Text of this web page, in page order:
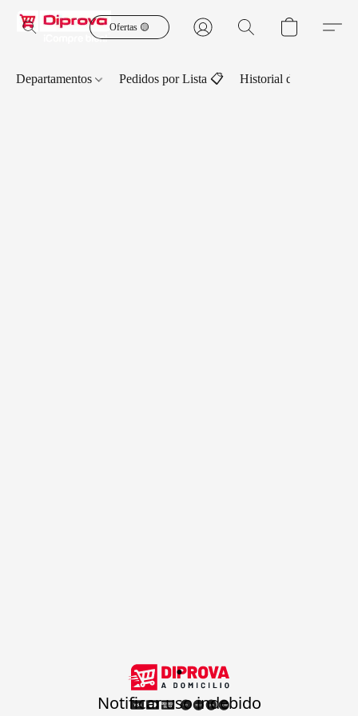
Ofertas 🟡
Departamentos Pedidos por Lista 📋 Historial de Pedidos
.
Notificar uso indebido